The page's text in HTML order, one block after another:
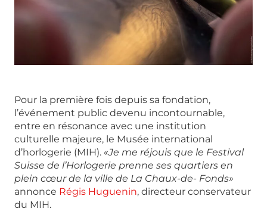
Pour la première fois depuis sa fondation,
l’événement public devenu incontournable,
entre en résonance avec une institution
culturelle majeure, le Musée international
d’horlogerie (MIH). «Je me réjouis que le Festival
Suisse de l’Horlogerie prenne ses quartiers en
plein cœur de la ville de La Chaux-de- Fonds»
annonce Régis Huguenin, directeur conservateur
du MIH.